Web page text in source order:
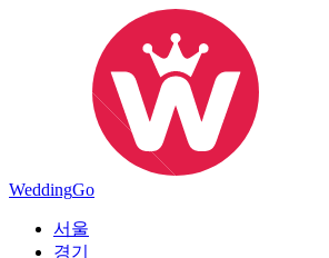
WeddingGo
서울
경기